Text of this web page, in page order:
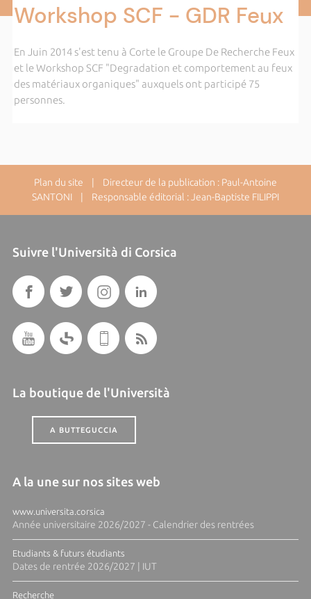
Workshop SCF - GDR Feux
En Juin 2014 s'est tenu à Corte le Groupe De Recherche Feux
et le Workshop SCF "Degradation et comportement au feux
des matériaux organiques" auxquels ont participé 75
personnes.
Plan du site | Directeur de la publication : Paul-Antoine
SANTONI | Responsable éditorial : Jean-Baptiste FILIPPI
Suivre l'Università di Corsica
La boutique de l'Università
A BUTTEGUCCIA
A la une sur nos sites web
www.universita.corsica
Année universitaire 2026/2027 - Calendrier des rentrées
Etudiants & futurs étudiants
Dates de rentrée 2026/2027 | IUT
Recherche